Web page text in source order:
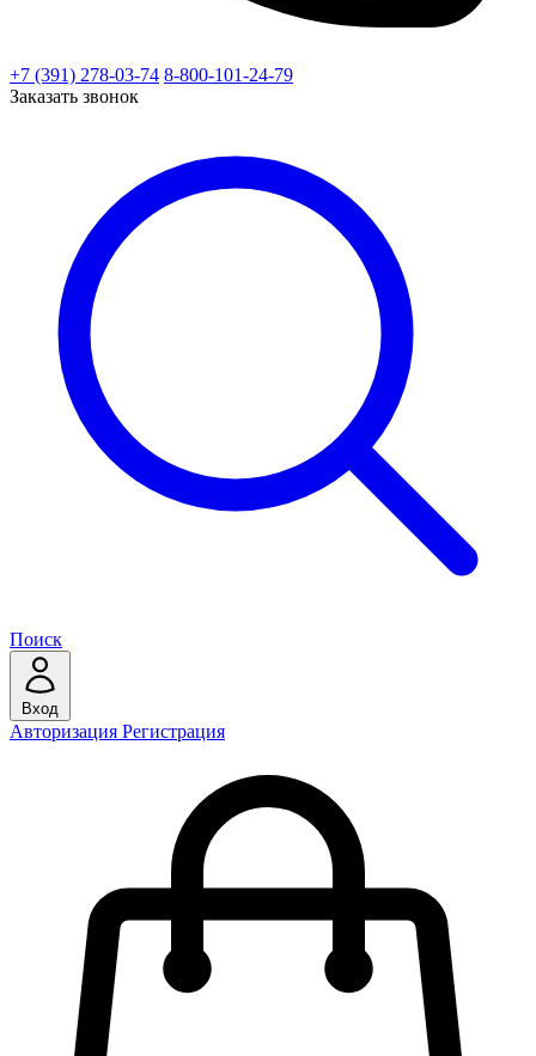
+7 (391) 278-03-74 8-800-101-24-79
Заказать звонок
Поиск
Вход
Авторизация Регистрация